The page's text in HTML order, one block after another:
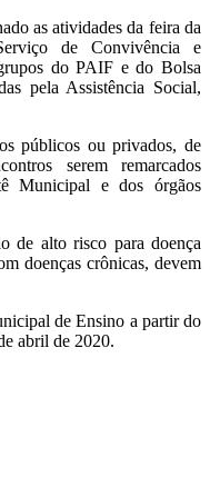
as atividades da feira da
de Convivência e
do PAIF e do Bolsa
pela Assistência Social,
públicos ou privados, de
serem remarcados
Municipal e dos órgãos
de alto risco para doença
doenças crônicas, devem
de Ensino a partir do
abril de 2020.